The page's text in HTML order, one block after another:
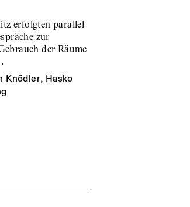
erfolgten parallel
zur
der Räume
Knödler, Hasko